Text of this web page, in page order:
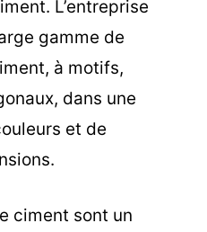
L’entreprise
gamme de
à motifs,
dans une
et de
ciment sont un